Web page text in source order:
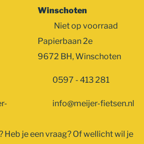
Winschoten
Niet op voorraad
Papierbaan 2e
9672 BH, Winschoten
0597 - 413 281
info@meijer-fietsen.nl
Heb je een vraag? Of wellicht wil je